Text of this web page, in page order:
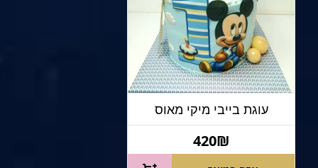
עוגת בייבי מיקי מאוס
420₪